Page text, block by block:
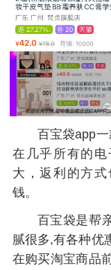
百宝袋app
在几乎所有的
大，返利的方
钱。
百宝袋是帮
腻很多,有各种优
在购买淘宝商品